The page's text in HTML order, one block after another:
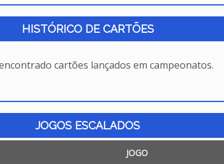
HISTÓRICO DE CARTÕES
cartões lançados em campeonatos.
JOGOS ESCALADOS
JOGO